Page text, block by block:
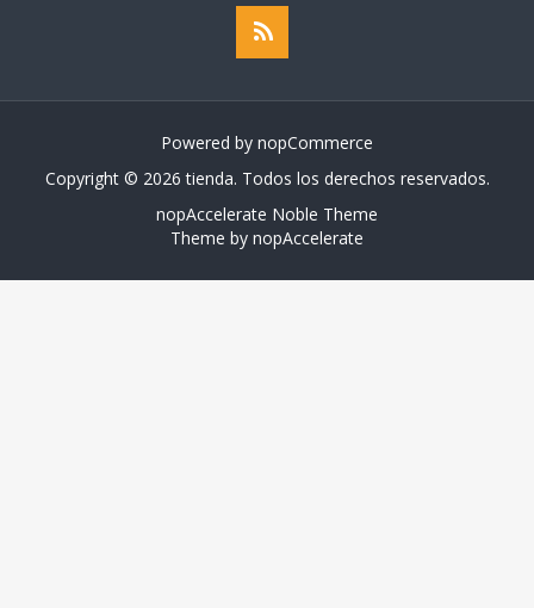
Powered by nopCommerce
Copyright © 2026 tienda. Todos los derechos reservados.
nopAccelerate Noble Theme
Theme by nopAccelerate